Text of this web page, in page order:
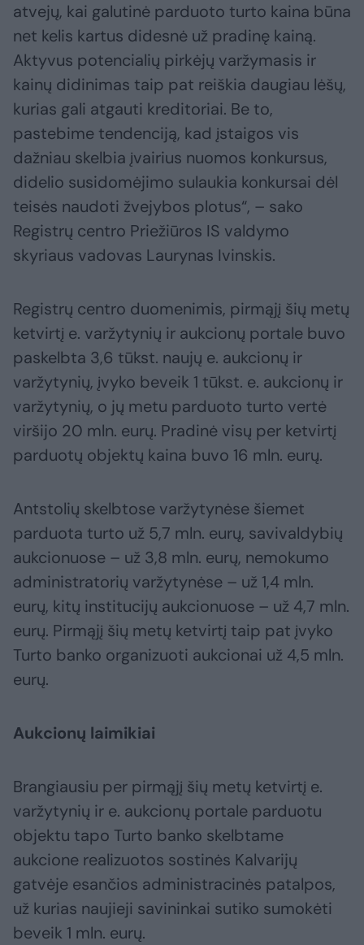
atvejų, kai galutinė parduoto turto kaina būna
net kelis kartus didesnė už pradinę kainą.
Aktyvus potencialių pirkėjų varžymasis ir
kainų didinimas taip pat reiškia daugiau lėšų,
kurias gali atgauti kreditoriai. Be to,
pastebime tendenciją, kad įstaigos vis
dažniau skelbia įvairius nuomos konkursus,
didelio susidomėjimo sulaukia konkursai dėl
teisės naudoti žvejybos plotus“, – sako
Registrų centro Priežiūros IS valdymo
skyriaus vadovas Laurynas Ivinskis.
Registrų centro duomenimis, pirmąjį šių metų
ketvirtį e. varžytynių ir aukcionų portale buvo
paskelbta 3,6 tūkst. naujų e. aukcionų ir
varžytynių, įvyko beveik 1 tūkst. e. aukcionų ir
varžytynių, o jų metu parduoto turto vertė
viršijo 20 mln. eurų. Pradinė visų per ketvirtį
parduotų objektų kaina buvo 16 mln. eurų.
Antstolių skelbtose varžytynėse šiemet
parduota turto už 5,7 mln. eurų, savivaldybių
aukcionuose – už 3,8 mln. eurų, nemokumo
administratorių varžytynėse – už 1,4 mln.
eurų, kitų institucijų aukcionuose – už 4,7 mln.
eurų. Pirmąjį šių metų ketvirtį taip pat įvyko
Turto banko organizuoti aukcionai už 4,5 mln.
eurų.
Aukcionų laimikiai
Brangiausiu per pirmąjį šių metų ketvirtį e.
varžytynių ir e. aukcionų portale parduotu
objektu tapo Turto banko skelbtame
aukcione realizuotos sostinės Kalvarijų
gatvėje esančios administracinės patalpos,
už kurias naujieji savininkai sutiko sumokėti
beveik 1 mln. eurų.